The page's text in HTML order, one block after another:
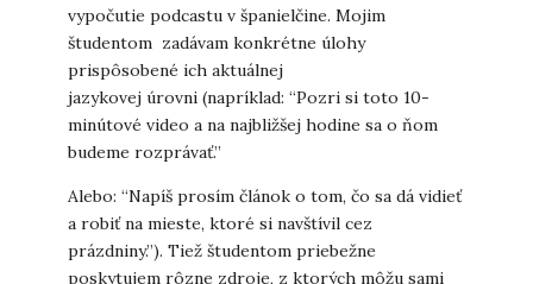
vypočutie podcastu v španielčine. Mojim
študentom zadávam konkrétne úlohy
prispôsobené ich aktuálnej
jazykovej úrovni (napríklad: “Pozri si toto 10-
minútové video a na najbližšej hodine sa o ňom
budeme rozprávať.”
Alebo: “Napíš prosím článok o tom, čo sa dá vidieť
a robiť na mieste, ktoré si navštívil cez
prázdniny.”). Tiež študentom priebežne
poskytujem rôzne zdroje, z ktorých môžu sami